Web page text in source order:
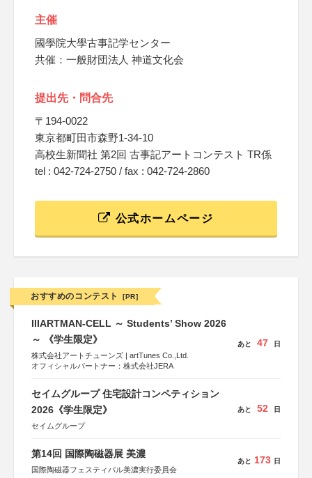
主催
國學院大學古事記学センター
共催：一般財団法人 神道文化会
提出先・問合先
〒194-0022
東京都町田市森野1-34-10
高校生新聞社 第2回 古事記アートコンテスト TR係
tel : 042-724-2750 / fax : 042-724-2860
公式ホームページ
おすすめのコンテスト [PR]
IIIARTMAN-CELL ～ Students’ Show 2026
～ 《学生限定》
株式会社アートチューンズ | artTunes Co.,Ltd.
オフィシャルパートナー：株式会社JERA
あと 47 日
セイムグループ 住宅設計コンペティション
2026《学生限定》
セイムグループ
あと 52 日
第14回 国際陶磁器展 美濃
国際陶磁器フェスティバル美濃実行委員会
あと 173 日